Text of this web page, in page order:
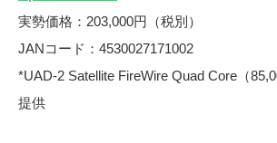
実勢価格：203,000円（税別）
JANコード：4530027171002
*UAD-2 Satellite FireWire Quad Core（
提供